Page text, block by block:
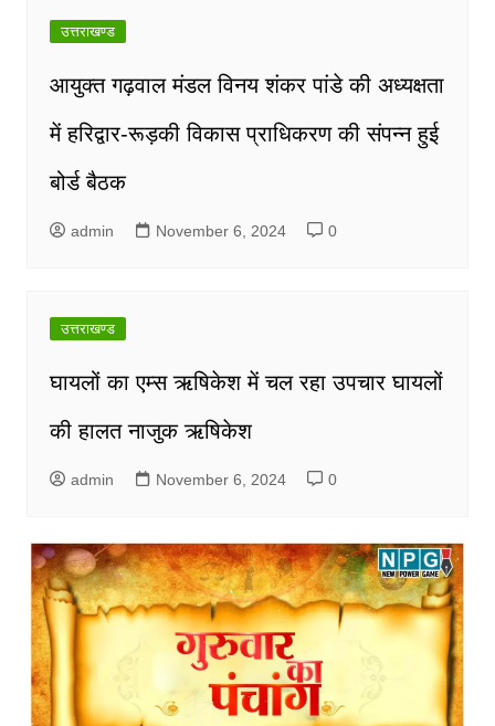
उत्तराखण्ड
आयुक्त गढ़वाल मंडल विनय शंकर पांडे की अध्यक्षता
में हरिद्वार-रूड़की विकास प्राधिकरण की संपन्न हुई
बोर्ड बैठक
admin November 6, 2024 0
उत्तराखण्ड
घायलों का एम्स ऋषिकेश में चल रहा उपचार घायलों
की हालत नाजुक ऋषिकेश
admin November 6, 2024 0